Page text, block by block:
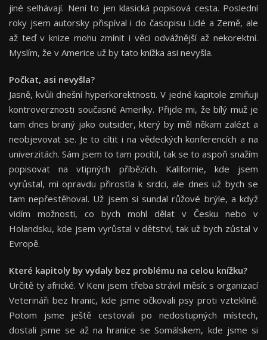
jiné selhávají. Není to jen klasická popisová cesta. Poslední
roky jsem autorsky přispíval i do časopisu Lidé a Země, ale
až teď v knize mohu zmínit i věci odvážnější až nekorektní.
Myslím, že v Americe už by tato knížka asi nevyšla.
Počkat, asi nevyšla?
Jasně, kvůli dnešní hyperkorektnosti. V jedné kapitole zmiňuji
kontroverznosti současné Ameriky. Přijde mi, že bílý muž je
tam dnes braný jako outsider, který by měl někam zalézt a
neobjevovat se. Je to cítit i na vědeckých konferencích a na
univerzitách. Sám jsem to tam pocítil, tak se to aspoň snažím
popisovat na vtipných příbězích. Kalifornie, kde jsem
vyrůstal, mi opravdu přirostla k srdci, ale dnes už bych se
tam nepřestěhoval. Už jsem si sundal růžové brýle, a když
vidím možnosti, co bych mohl dělat v Česku nebo v
Holandsku, kde jsem vyrůstal v dětství, tak už bych zůstal v
Evropě.
Které kapitoly by vydaly bez problému na celou knížku?
Určitě ty africké. V Keni jsem třeba strávil měsíc s organizací
Veterináři bez hranic, kde jsme očkovali psy proti vzteklině.
Potom jsme ještě cestovali po nedostupných místech,
dostali jsme se až na hranice se Somálskem, kde jsme si